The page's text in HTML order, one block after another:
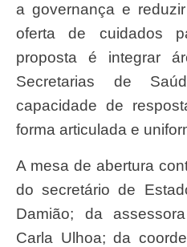
a governança e
oferta de cuidados
proposta é integrar
Secretarias de
capacidade de
forma articulada e
A mesa de abertura contou com a participação
do secretário de
Damião; da
Carla Ulhoa; da